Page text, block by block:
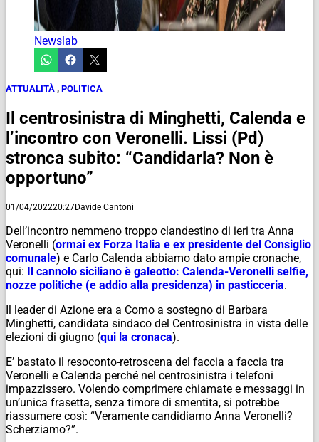
Newslab
ATTUALITÀ , POLITICA
Il centrosinistra di Minghetti, Calenda e
l’incontro con Veronelli. Lissi (Pd)
stronca subito: “Candidarla? Non è
opportuno”
01/04/202220:27Davide Cantoni
Dell’incontro nemmeno troppo clandestino di ieri tra Anna
Veronelli (ormai ex Forza Italia e ex presidente del Consiglio
comunale) e Carlo Calenda abbiamo dato ampie cronache,
qui: Il cannolo siciliano è galeotto: Calenda-Veronelli selfie,
nozze politiche (e addio alla presidenza) in pasticceria.
Il leader di Azione era a Como a sostegno di Barbara
Minghetti, candidata sindaco del Centrosinistra in vista delle
elezioni di giugno (qui la cronaca).
E’ bastato il resoconto-retroscena del faccia a faccia tra
Veronelli e Calenda perché nel centrosinistra i telefoni
impazzissero. Volendo comprimere chiamate e messaggi in
un’unica frasetta, senza timore di smentita, si potrebbe
riassumere così: “Veramente candidiamo Anna Veronelli?
Scherziamo?”.